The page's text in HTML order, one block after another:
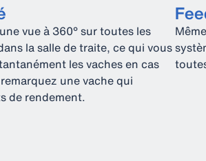
vue à 360° sur toutes les
la salle de traite, ce qui vous
les vaches en cas
une vache qui
de rendement.